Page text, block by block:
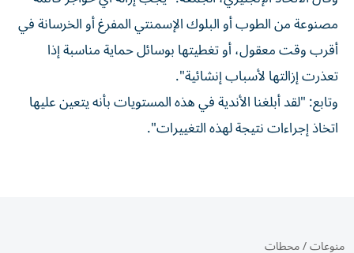
مصنوعة من الطوب أو البلوك الإسمنتي المفرغ أو الخرسانة في
أقرب وقت معقول، أو تغطيتها بوسائل حماية مناسبة إذا
تعذرت إزالتها لأسباب إنشائية".
وتابع: "لقد أبلغنا الأندية في هذه المستويات بأنه يتعين عليها
اتخاذ إجراءات نتيجة لهذه التغييرات".
منوعات/محطات